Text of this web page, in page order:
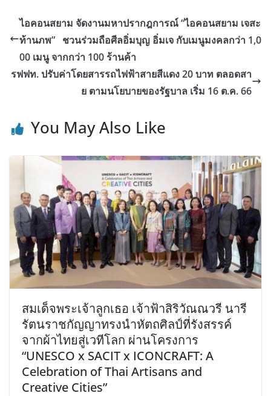
ไอคอนสยาม จัดงานมหาปรากฎการณ์ “ไอคอนสยาม เจสะ
ท้านภพ” ชวนร่วมถือศีลอิ่มบุญ อิ่มเจ กับเมนูมงคลกว่า 1,0
00 เมนู จากกว่า 100 ร้านค้า
รฟฟท. ปรับค่าโดยสารรถไฟฟ้าสายสีแดง 20 บาท ตลอดสา
ย ตามนโยบายของรัฐบาล เริ่ม 16 ต.ค. 66
You May Also Like
สมเด็จพระเจ้าลูกเธอ เจ้าฟ้าสิริวัณณวรี นารี
รัตนราชกัญญาทรงนำหัตถศิลป์ที่รังสรรค์
จากผ้าไทยสู่เวทีโลก ผ่านโครงการ
“UNESCO x SACIT x ICONCRAFT: A
Celebration of Thai Artisans and
Creative Cities”